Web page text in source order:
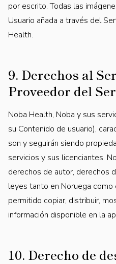
por escrito. Todas las
Usuario añada a través del
Health.
9. Derechos al
Proveedor del
Noba Health, Noba y sus
su Contenido de usuario),
son y seguirán siendo
servicios y sus licenciantes.
derechos de autor, derechos
leyes tanto en Noruega
permitido copiar, distribuir,
información disponible en la
10. Derecho de